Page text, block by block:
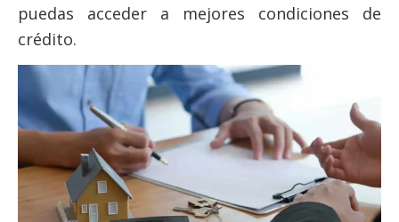
puedas acceder a mejores condiciones de
crédito.